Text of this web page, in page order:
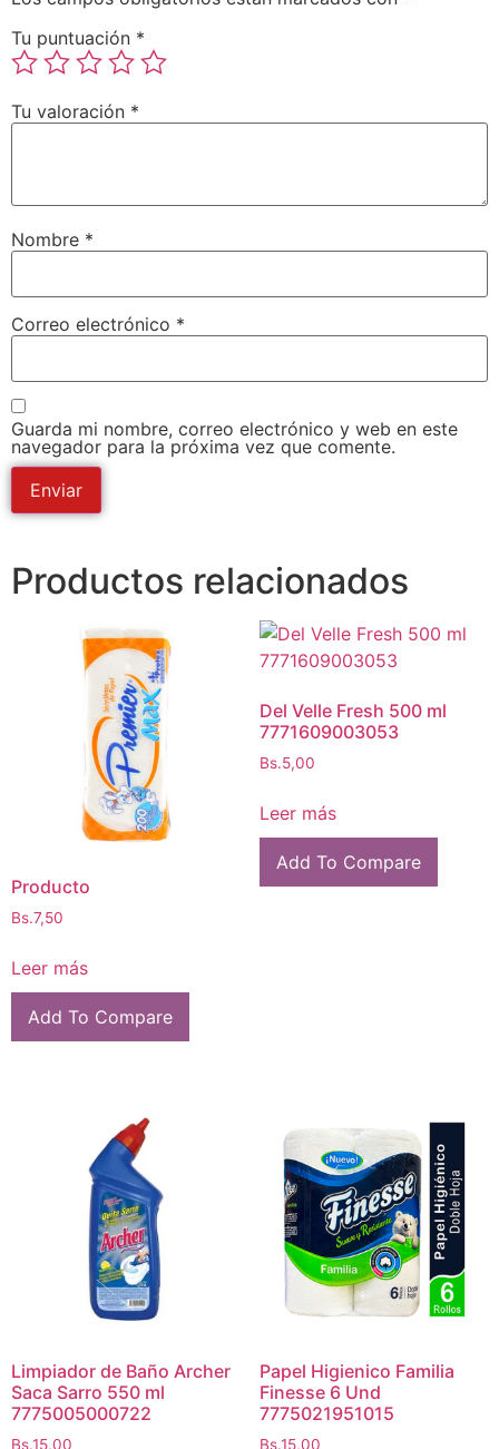
Tu puntuación *
Tu valoración *
Nombre *
Correo electrónico *
Guarda mi nombre, correo electrónico y web en este
navegador para la próxima vez que comente.
Productos relacionados
Producto
Bs.7,50
Leer más
Add To Compare
Del Velle Fresh 500 ml
7771609003053
Bs.5,00
Leer más
Add To Compare
Limpiador de Baño Archer
Saca Sarro 550 ml
7775005000722
Bs.15,00
Papel Higienico Familia
Finesse 6 Und
7775021951015
Bs.15,00